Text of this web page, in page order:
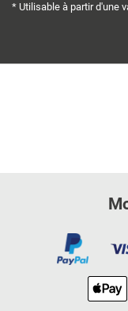
* Utilisable à partir d'une